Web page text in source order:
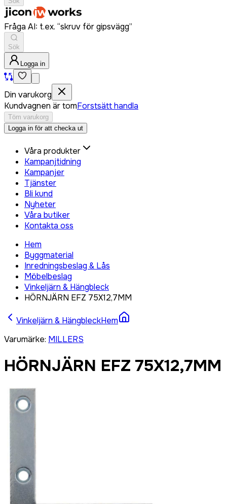
Fråga AI: t.ex. “skruv för gipsvägg”
Sök
Logga in
Din varukorg
Kundvagnen är tomForstsätt handla
Töm varukorg
Logga in för att checka ut
Våra produkter
Kampanjtidning
Kampanjer
Tjänster
Bli kund
Nyheter
Våra butiker
Kontakta oss
Hem
Byggmaterial
Inredningsbeslag & Lås
Möbelbeslag
Vinkeljärn & Hängbleck
HÖRNJÄRN EFZ 75X12,7MM
Vinkeljärn & HängbleckHem
Varumärke: MILLERS
HÖRNJÄRN EFZ 75X12,7MM